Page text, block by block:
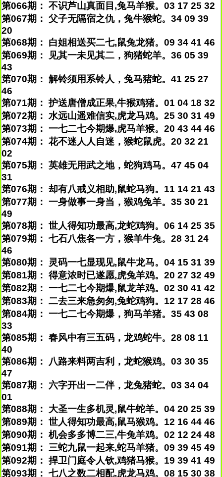
第066期： 不识芦山真面目,兔马羊猴。03 17 25 32
第067期： 父子无隔宿之仇，兔牛猴蛇。34 09 39
20
第068期： 白姐相送买二七,鼠兔龙猪。09 34 41 46
第069期： 见其一未见其二，狗猪蛇羊。36 05 39
43
第070期： 解铃须用系铃人，兔马猪蛇。41 25 27
46
第071期： 护送唐僧成正果,牛猴鸡猪。01 04 18 32
第072期： 水远山遥难信实,虎龙马鸡。25 30 31 49
第073期： 一七二七今期爆,虎马羊猴。20 43 44 46
第074期： 花不迷人人自迷，猴蛇鼠虎。20 32 21
02
第075期： 英雄无用武之地，蛇狗鸡马。47 45 04
31
第076期： 却有八戒义相助,鼠蛇马狗。11 14 21 43
第077期： 一身做事一身当，猴鸡兔羊。35 30 21
49
第078期： 世人得知功最高,龙蛇鸡狗。06 14 25 35
第079期： 七石八焦各一方，猴羊牛兔。28 31 24
46
第080期： 灵码一七显现见,鼠牛龙马。04 15 31 39
第081期： 得意浓时已遂愿,虎兔羊鸡。20 27 32 49
第082期： 一七二七今期爆,鼠龙羊鸡。02 30 41 42
第083期： 二去三来急匆匆,兔蛇鸡狗。12 17 28 46
第084期： 一七二七今期爆，狗马羊猪。35 43 08
33
第085期： 春风中有三五码，龙鸡蛇牛。28 08 11
40
第086期： 八路来料两吉利，龙蛇猴鸡。03 30 35
47
第087期： 六字开出一二伴，龙兔猪蛇。03 34 04
01
第088期： 大圣一生多机灵,鼠牛蛇羊。04 20 25 39
第089期： 世人得知功最高,鼠马猴鸡。12 16 44 46
第090期： 机会多多博二三,牛兔羊鸡。02 12 24 48
第091期： 三蛇九鼠一起来,蛇马羊猪。09 39 45 49
第092期： 捍卫门庭令人钦,鸡猪马猴。19 39 41 49
第093期： 七八之数二相配,虎龙马鸡。08 15 30 38